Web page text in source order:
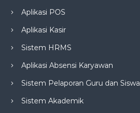
Aplikasi POS
Aplikasi Kasir
Sistem HRMS
Aplikasi Absensi Karyawan
Sistem Pelaporan Guru dan Siswa
Sistem Akademik